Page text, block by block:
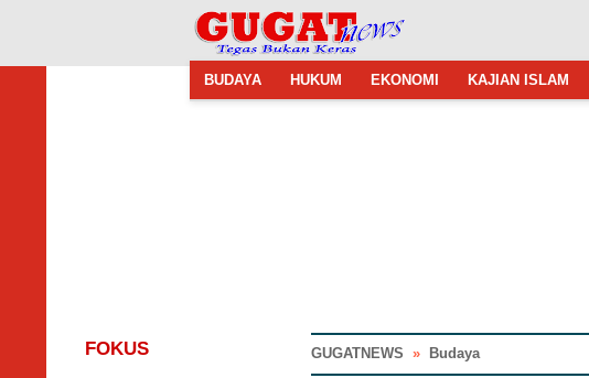
BUDAYA HUKUM EKONOMI KAJIAN ISLAM
FOKUS GUGATNEWS » Budaya